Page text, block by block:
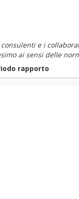
e i
ai sensi delle
rapporto